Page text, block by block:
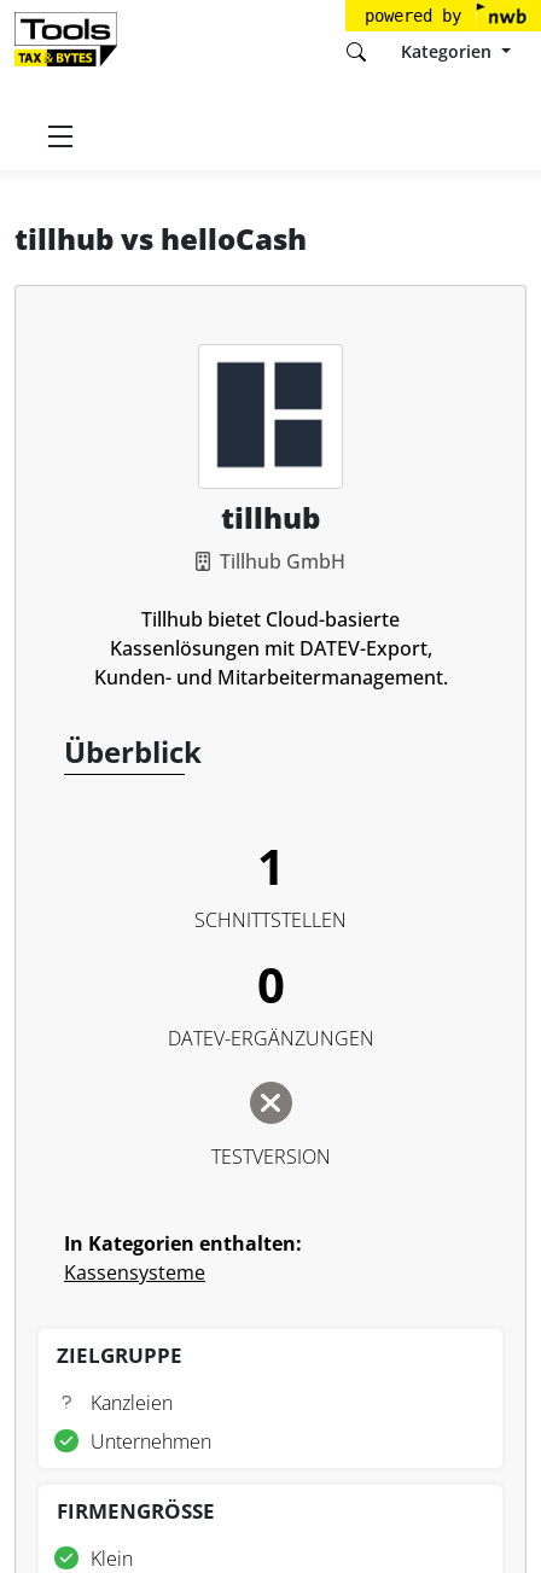
powered by
Kategorien
Startseite
tillhubvs helloCash
tillhub
Tillhub GmbH
Tillhub bietet Cloud-basierte
Kassenlösungen mit DATEV-Export,
Kunden- und Mitarbeitermanagement.
Überblick
1
SCHNITTSTELLEN
0
DATEV-ERGÄNZUNGEN
TESTVERSION
In Kategorien enthalten:
Kassensysteme
ZIELGRUPPE
Kanzleien
Unternehmen
FIRMENGRÖSSE
Klein